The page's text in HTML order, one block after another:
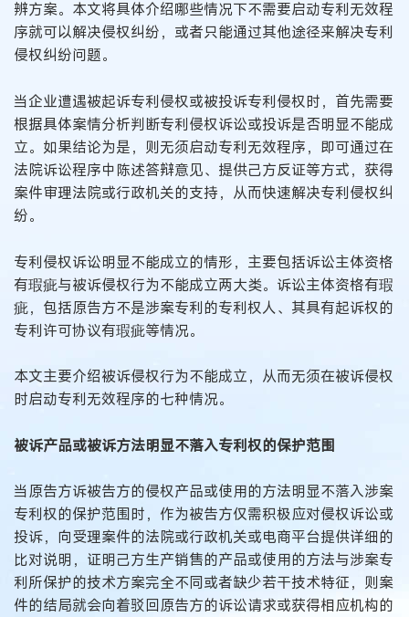
辨方案。本文将具体介绍哪些情况下不需要启动专利无效程
序就可以解决侵权纠纷，或者只能通过其他途径来解决专利
侵权纠纷问题。
当企业遭遇被起诉专利侵权或被投诉专利侵权时，首先需要
根据具体案情分析判断专利侵权诉讼或投诉是否明显不能成
立。如果结论为是，则无须启动专利无效程序，即可通过在
法院诉讼程序中陈述答辩意见、提供己方反证等方式，获得
案件审理法院或行政机关的支持，从而快速解决专利侵权纠
纷。
专利侵权诉讼明显不能成立的情形，主要包括诉讼主体资格
有瑕疵与被诉侵权行为不能成立两大类。诉讼主体资格有瑕
疵，包括原告方不是涉案专利的专利权人、其具有起诉权的
专利许可协议有瑕疵等情况。
本文主要介绍被诉侵权行为不能成立，从而无须在被诉侵权
时启动专利无效程序的七种情况。
被诉产品或被诉方法明显不落入专利权的保护范围
当原告方诉被告方的侵权产品或使用的方法明显不落入涉案
专利权的保护范围时，作为被告方仅需积极应对侵权诉讼或
投诉，向受理案件的法院或行政机关或电商平台提供详细的
比对说明，证明己方生产销售的产品或使用的方法与涉案专
利所保护的技术方案完全不同或者缺少若干技术特征，则案
件的结局就会向着驳回原告方的诉讼请求或获得相应机构的